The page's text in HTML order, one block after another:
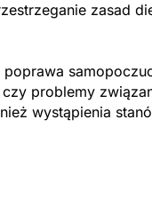
zasad
poprawa
problemy
wystąpienia